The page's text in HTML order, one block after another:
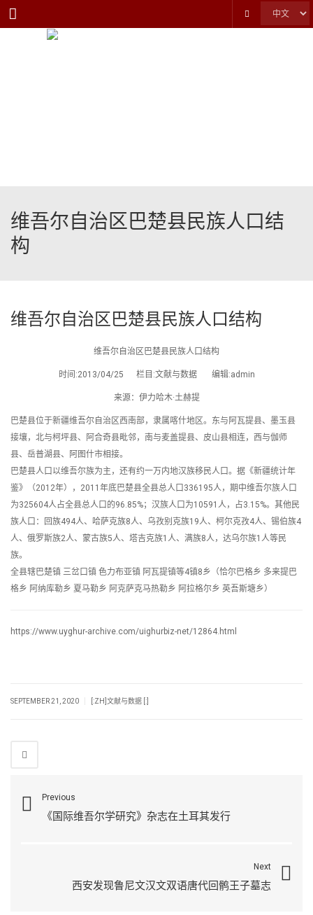
Menu
维吾尔自治区巴楚县民族人口结
构
维吾尔自治区巴楚县民族人口结构
维吾尔自治区巴楚县民族人口结构
时间:2013/04/25 栏目:文献与数据 编辑:admin
来源：伊力哈木·土赫提
巴楚县位于新疆维吾尔自治区西南部，隶属喀什地区。东与阿瓦提县、墨玉县
接壤，北与柯坪县、阿合奇县毗邻，南与麦盖提县、皮山县相连，西与伽师
县、岳普湖县、阿图什市相接。
巴楚县人口以维吾尔族为主，还有约一万内地汉族移民人口。据《新疆统计年
鉴》（2012年），2011年底巴楚县全县总人口336195人，期中维吾尔族人口
为325604人占全县总人口的96.85%；汉族人口为10591人，占3.15%。其他民
族人口：回族494人、哈萨克族8人、乌孜别克族19人、柯尔克孜4人、锡伯族4
人、俄罗斯族2人、蒙古族5人、塔吉克族1人、满族8人，达乌尔族1人等民
族。
全县辖巴楚镇 三岔口镇 色力布亚镇 阿瓦提镇等4镇8乡（恰尔巴格乡 多来提巴
格乡 阿纳库勒乡 夏马勒乡 阿克萨克马热勒乡 阿拉格尔乡 英吾斯塘乡）
https://www.uyghur-archive.com/uighurbiz-net/12864.html
SEPTEMBER 21, 2020 [:ZH]文献与数据 [:]
Previous
《国际维吾尔学研究》杂志在土耳其发行
Next
西安发现鲁尼文汉文双语唐代回鹘王子墓志